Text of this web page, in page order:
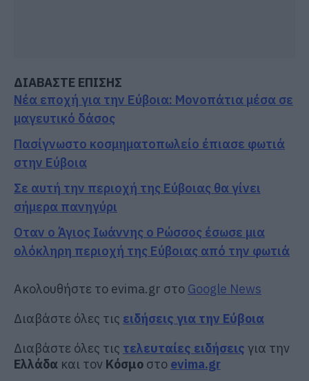
ΔΙΑΒΑΣΤΕ ΕΠΙΣΗΣ
Νέα εποχή για την Εύβοια: Μονοπάτια μέσα σε
μαγευτικό δάσος
Πασίγνωστο κοσμηματοπωλείο έπιασε φωτιά
στην Εύβοια
Σε αυτή την περιοχή της Εύβοιας θα γίνει
σήμερα πανηγύρι
Οταν ο Άγιος Ιωάννης ο Ρώσσος έσωσε μια
ολόκληρη περιοχή της Εύβοιας από την φωτιά
Ακολουθήστε το evima.gr στο Google News
Διαβάστε όλες τις ειδήσεις για την Εύβοια
Διαβάστε όλες τις τελευταίες ειδήσεις για την
Ελλάδα και τον Κόσμο στο evima.gr